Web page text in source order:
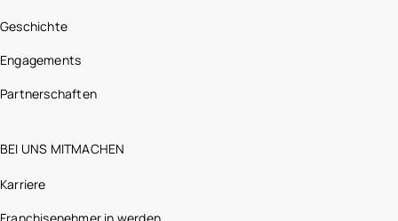
Geschichte
Engagements
Partnerschaften
BEI UNS MITMACHEN
Karriere